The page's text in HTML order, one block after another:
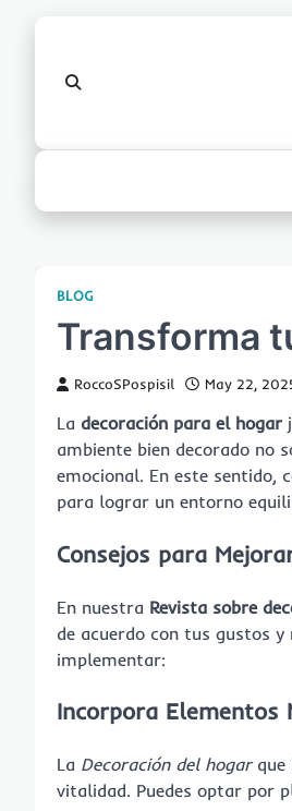
BLOG
Transforma
RoccoSPospisil May 22,
La decoración para el hogar
ambiente bien decorado no
emocional. En este sentido,
para lograr un entorno
Consejos para
En nuestra Revista sobre
de acuerdo con tus gustos y
implementar:
Incorpora Elementos
La Decoración del hogarque
vitalidad. Puedes optar por